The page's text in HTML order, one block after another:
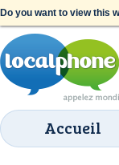
Do you want to view this
Accueil